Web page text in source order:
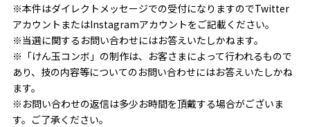
※本件はダイレクトメッセージでの受付になりますのでTwitter
アカウントまたはInstagramアカウントをご記載ください。
※当選に関するお問い合わせにはお答えいたしかねます。
※「けん玉コンボ」の制作は、お客さまによって行われるもので
あり、技の内容等についてのお問い合わせにはお答えいたしかね
ます。
※お問い合わせの返信は多少お時間を頂戴する場合がございま
す。ご了承ください。